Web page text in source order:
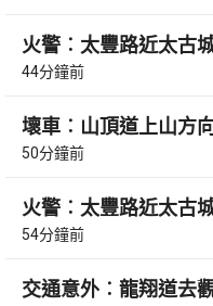
火警︰太豐路近太古
44分鐘前
壞車︰山頂道上山方
50分鐘前
火警︰太豐路近太古
54分鐘前
交通意外︰龍翔道去